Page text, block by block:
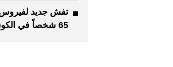
تفش جديد لفيروس
65 شخصاً في الكونغو الديمقراطية